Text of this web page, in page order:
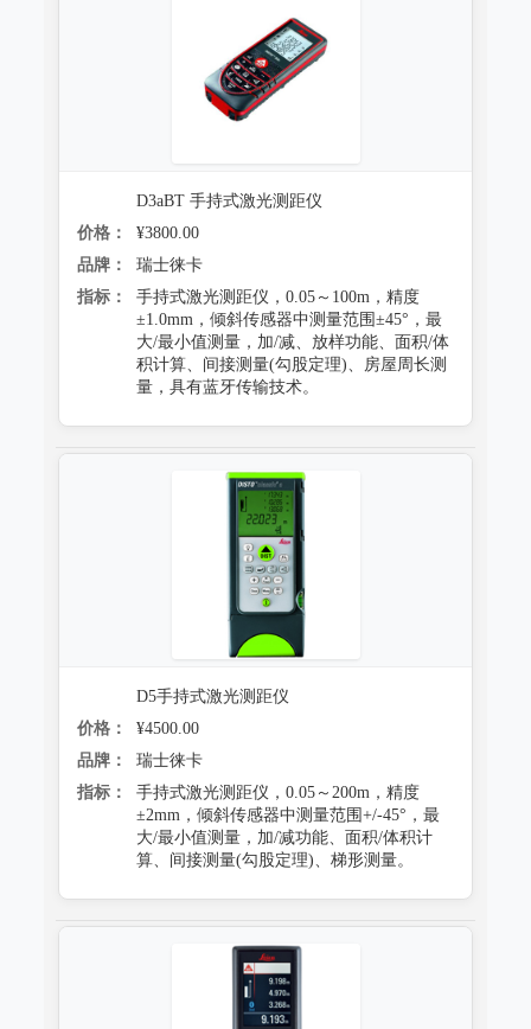
D3aBT 手持式激光测距仪
价格：
¥3800.00
品牌：
瑞士徕卡
指标：
手持式激光测距仪，0.05～100m，精度
±1.0mm，倾斜传感器中测量范围±45°，最
大/最小值测量，加/减、放样功能、面积/体
积计算、间接测量(勾股定理)、房屋周长测
量，具有蓝牙传输技术。
D5手持式激光测距仪
价格：
¥4500.00
品牌：
瑞士徕卡
指标：
手持式激光测距仪，0.05～200m，精度
±2mm，倾斜传感器中测量范围+/-45°，最
大/最小值测量，加/减功能、面积/体积计
算、间接测量(勾股定理)、梯形测量。